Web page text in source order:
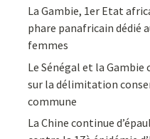
La Gambie, 1er Etat
phare panafricain dédié
femmes
Le Sénégal et la
sur la délimitation
commune
La Chine continue